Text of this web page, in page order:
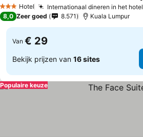
3 SterrenHotel Internationaal dineren in het hotel
8,0 Zeer goed 8.571 Kuala Lumpur
Van € 29
Bekijk prijzen van 16 sites
Populaire keuze